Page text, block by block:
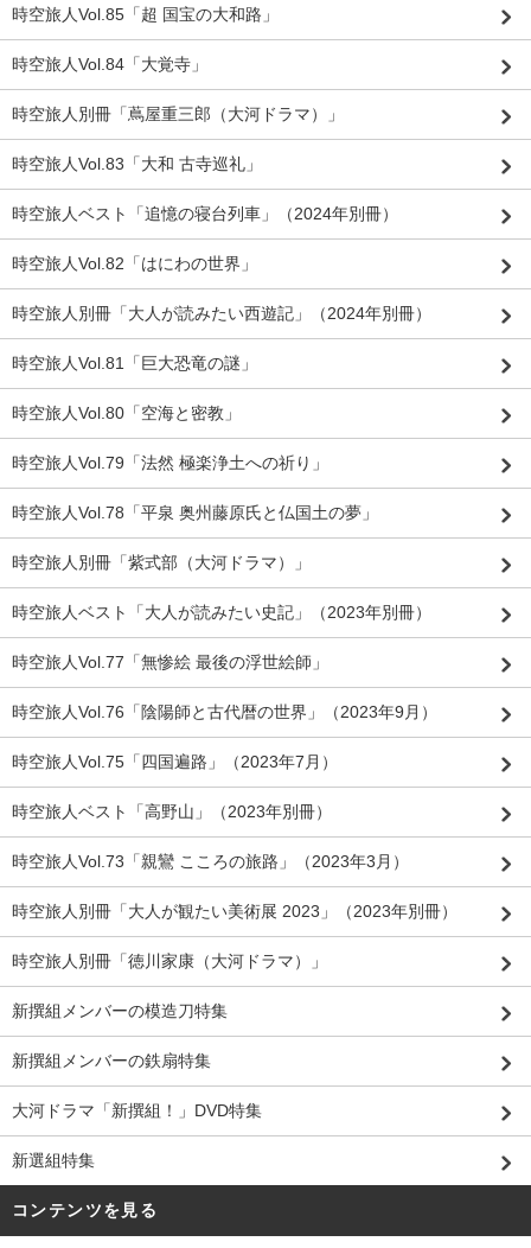
時空旅人Vol.85「超 国宝の大和路」
時空旅人Vol.84「大覚寺」
時空旅人別冊「蔦屋重三郎（大河ドラマ）」
時空旅人Vol.83「大和 古寺巡礼」
時空旅人ベスト「追憶の寝台列車」（2024年別冊）
時空旅人Vol.82「はにわの世界」
時空旅人別冊「大人が読みたい西遊記」（2024年別冊）
時空旅人Vol.81「巨大恐竜の謎」
時空旅人Vol.80「空海と密教」
時空旅人Vol.79「法然 極楽浄土への祈り」
時空旅人Vol.78「平泉 奥州藤原氏と仏国土の夢」
時空旅人別冊「紫式部（大河ドラマ）」
時空旅人ベスト「大人が読みたい史記」（2023年別冊）
時空旅人Vol.77「無惨絵 最後の浮世絵師」
時空旅人Vol.76「陰陽師と古代暦の世界」（2023年9月）
時空旅人Vol.75「四国遍路」（2023年7月）
時空旅人ベスト「高野山」（2023年別冊）
時空旅人Vol.73「親鸞 こころの旅路」（2023年3月）
時空旅人別冊「大人が観たい美術展 2023」（2023年別冊）
時空旅人別冊「徳川家康（大河ドラマ）」
新撰組メンバーの模造刀特集
新撰組メンバーの鉄扇特集
大河ドラマ「新撰組！」DVD特集
新選組特集
コンテンツを見る